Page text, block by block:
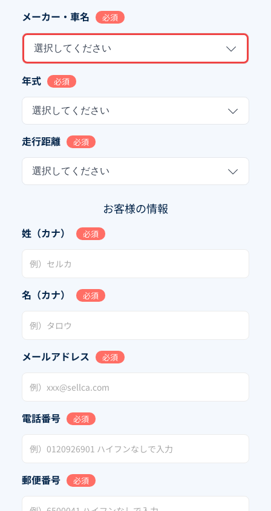
メーカー・車名 必須
選択してください
年式 必須
選択してください
走行距離 必須
選択してください
お客様の情報
姓（カナ） 必須
名（カナ） 必須
メールアドレス 必須
電話番号 必須
郵便番号 必須